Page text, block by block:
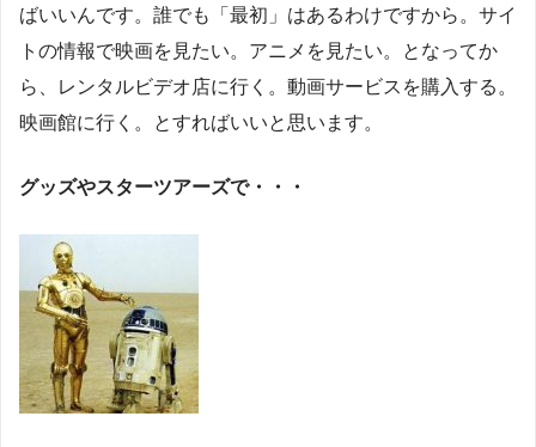
ばいいんです。誰でも「最初」はあるわけですから。サイ
トの情報で映画を見たい。アニメを見たい。となってか
ら、レンタルビデオ店に行く。動画サービスを購入する。
映画館に行く。とすればいいと思います。
グッズやスターツアーズで・・・